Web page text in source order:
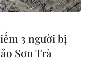
3 người bị
Sơn Trà